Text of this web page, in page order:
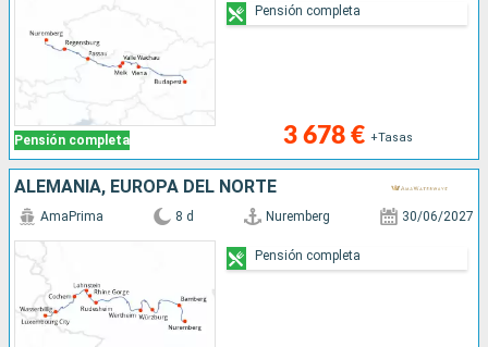
Pensión completa 3 678 € +Tasas
Pensión completa
ALEMANIA, EUROPA DEL NORTE
AmaPrima 8 d Nuremberg 30/06/2027
Pensión completa